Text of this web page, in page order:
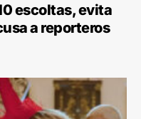
escoltas, evita
a reporteros